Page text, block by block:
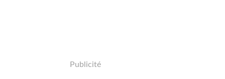
Publicité